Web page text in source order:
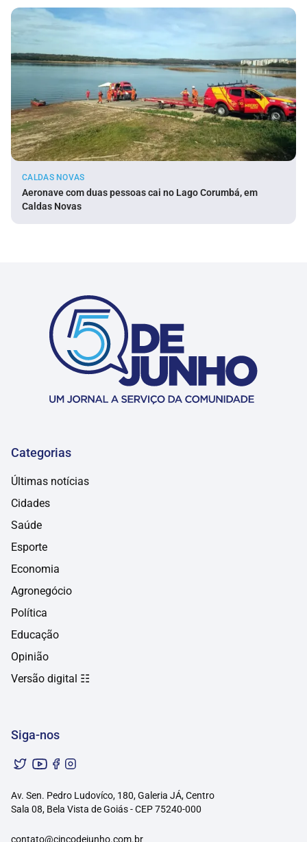
CALDAS NOVAS
Aeronave com duas pessoas cai no Lago Corumbá, em
Caldas Novas
Categorias
Últimas notícias
Cidades
Saúde
Esporte
Economia
Agronegócio
Política
Educação
Opinião
Versão digital ☷
Siga-nos
Av. Sen. Pedro Ludovíco, 180, Galeria JÁ, Centro
Sala 08, Bela Vista de Goiás - CEP 75240-000
contato@cincodejunho.com.br